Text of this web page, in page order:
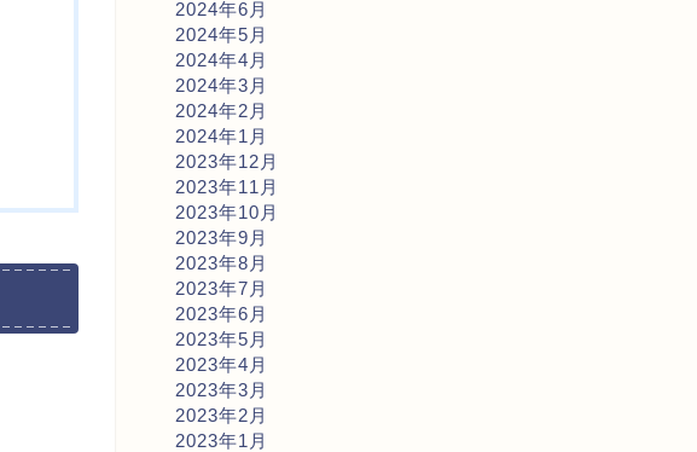
2024年6月
2024年5月
2024年4月
2024年3月
2024年2月
2024年1月
2023年12月
2023年11月
2023年10月
2023年9月
2023年8月
2023年7月
2023年6月
2023年5月
2023年4月
2023年3月
2023年2月
2023年1月